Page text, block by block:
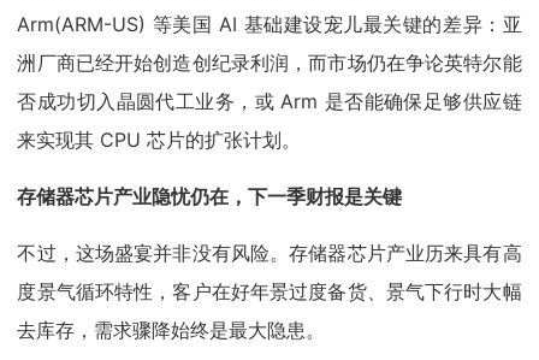
Arm(ARM-US) 等美国 AI 基础建设宠儿最关键的差异：亚
洲厂商已经开始创造创纪录利润，而市场仍在争论英特尔能
否成功切入晶圆代工业务，或 Arm 是否能确保足够供应链
来实现其 CPU 芯片的扩张计划。
存储器芯片产业隐忧仍在，下一季财报是关键
不过，这场盛宴并非没有风险。存储器芯片产业历来具有高
度景气循环特性，客户在好年景过度备货、景气下行时大幅
去库存，需求骤降始终是最大隐患。